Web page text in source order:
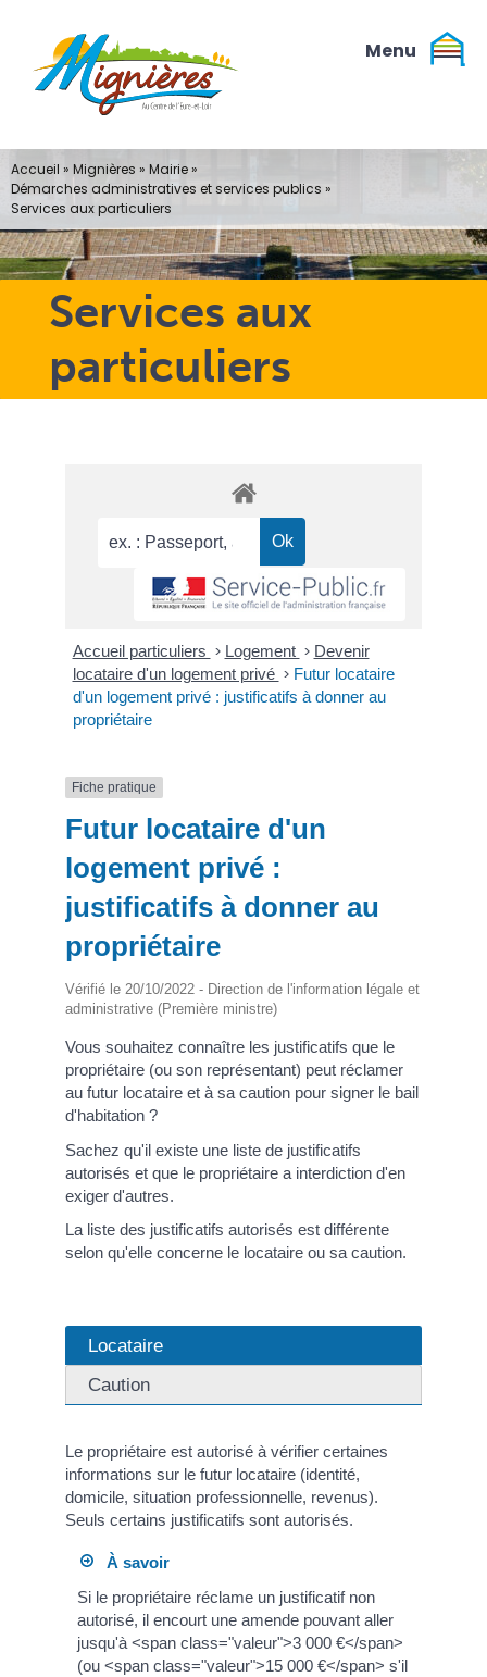
contenu
Services aux
particuliers
Accueil » Mignières » Mairie»
Démarches administratives et services publics »
Services aux particuliers
Accueil particuliers > Logement > Devenir
locataire d'un logement privé > Futur locataire
d'un logement privé : justificatifs à donner au
propriétaire
Fiche pratique
Futur locataire d'un
logement privé :
justificatifs à donner au
propriétaire
Vérifié le 20/10/2022 - Direction de l'information légale et
administrative (Première ministre)
Vous souhaitez connaître les justificatifs que le
propriétaire (ou son représentant) peut réclamer
au futur locataire et à sa caution pour signer le bail
d'habitation ?
Sachez qu'il existe une liste de justificatifs
autorisés et que le propriétaire a interdiction d'en
exiger d'autres.
La liste des justificatifs autorisés est différente
selon qu'elle concerne le locataire ou sa caution.
Locataire
Caution
Le propriétaire est autorisé à vérifier certaines
informations sur le futur locataire (identité,
domicile, situation professionnelle, revenus).
Seuls certains justificatifs sont autorisés.
À savoir
Si le propriétaire réclame un justificatif non
autorisé, il encourt une amende pouvant aller
jusqu'à <span class="valeur">3 000 €</span>
(ou <span class="valeur">15 000 €</span> s'il